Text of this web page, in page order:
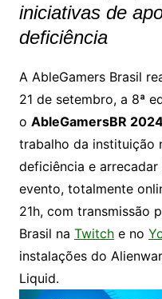
iniciativas de
deficiência
A AbleGamers Brasil
21 de setembro, a 8ª
o AbleGamersBR
trabalho da instituição
deficiência e arrecadar
evento, totalmente
21h, com transmissão
Brasil na Twitche no
instalações do
Liquid.